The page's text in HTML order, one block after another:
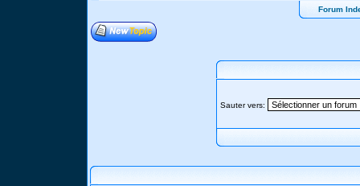
Forum
Sauter vers: